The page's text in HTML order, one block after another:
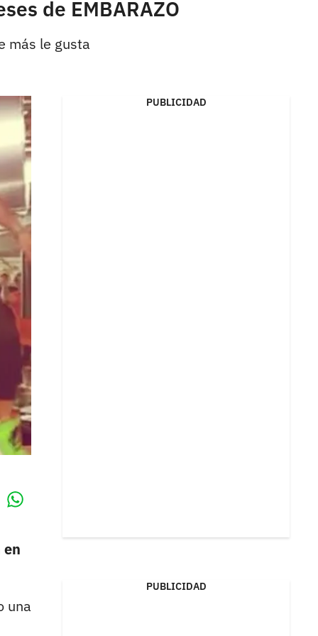
de EMBARAZO
más le gusta
una
PUBLICIDAD
PUBLICIDAD